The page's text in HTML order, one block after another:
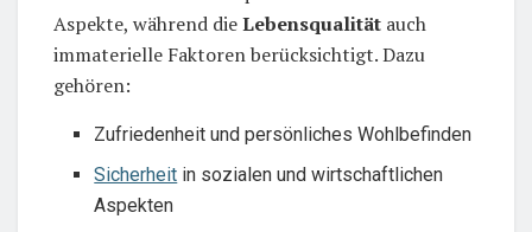
Aspekte, während dieLebensqualität auch
immaterielle Faktoren berücksichtigt. Dazu
gehören:
Zufriedenheit und persönliches Wohlbefinden
Sicherheit in sozialen und wirtschaftlichen
Aspekten